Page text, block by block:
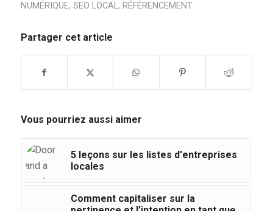
NUMÉRIQUE, SEO LOCAL, RÉFÉRENCEMENT
Partager cet article
Vous pourriez aussi aimer
5 leçons sur les listes d'entreprises
locales
Comment capitaliser sur la